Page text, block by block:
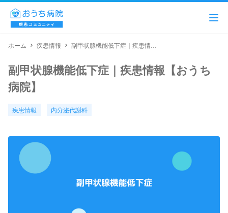
ホーム 疾患情報 副甲状腺機能低下症｜疾患情報【おうち病院】
副甲状腺機能低下症｜疾患情報【おうち
病院】
疾患情報 内分泌代謝科